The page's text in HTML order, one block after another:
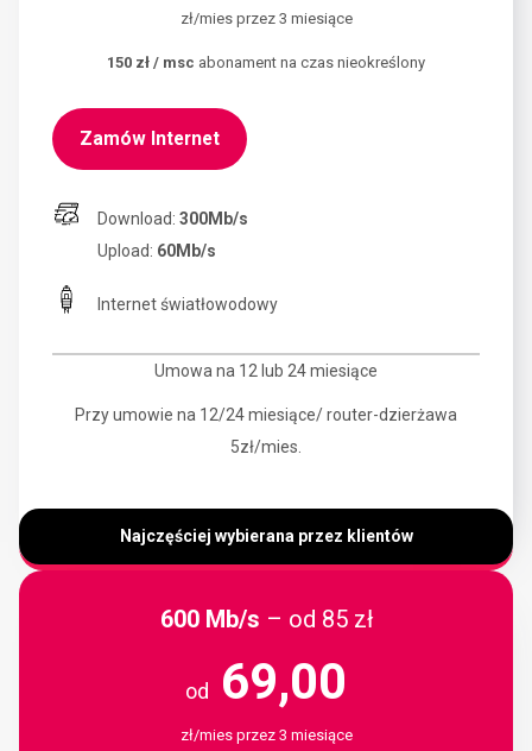
zł/mies przez 3 miesiące
150 zł / msc abonament na czas nieokreślony
Zamów Internet
Download: 300Mb/s
Upload: 60Mb/s
Internet światłowodowy
Umowa na 12 lub 24 miesiące
Przy umowie na 12/24 miesiące/ router-dzierżawa
5zł/mies.
Najczęściej wybierana przez klientów
600 Mb/s – od 85 zł
od 69,00
zł/mies przez 3 miesiące